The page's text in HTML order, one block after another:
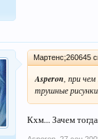
Мартенс;260645
Asperon , при
трушные
Кхм... Зачем